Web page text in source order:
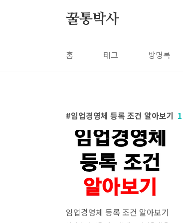
꿀통박사
홈 태그 방명록
임업경영체 등록 조건 알아보기 1
임업경영체 등록 조건 알아보기